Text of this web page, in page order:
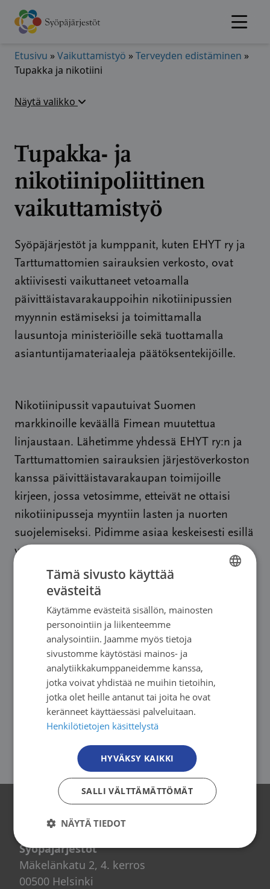
Hyppää
sisältöön
Etusivu »Vaikuttamistyö »Terveyden edistäminen »
Tupakka ja nikotiini
Näytä valikko
Tupakka- ja
nikotiinipoliittinen
vaikuttamistyö
Syöpäjärjestöt ja kumppanit, kuten EHYT ry ja
Tarttumattomien sairauksien verkosto, ovat
aktiivisesti vaikuttaneet vetoamalla
päivittäistavarakauppoihin nikotiinipussien
myynnin estämiseksi ja toimittamalla
lausuntoja ministeriöille sekä tuottamalla
asiantuntijamateriaaleja päätöksentekijöille.
Nikotiinipussit vapautuivat Suomen
markkinoille keväällä Fimean muutettua
linjaustaan. Lähetimme yhdessä EHYT ry:n ja
Tarttumattomien sairauksien järjestöverkoston
kanssa päivittäistavarakaupan toimijoille
kirjeen, jossa vetosimme, etteivät ne ottaisi
nikotiinipusseja myyntiin lasten ja nuorten
suojelemiseksi. Pidimme asiaa keskeisesti esillä
vaikuttajatapaamisissamme sekä erilaisissa
ulostuloissa. Toimitimme aiheesta useita
lausuntoja niin sosiaali- ja terveysministeriöön,
valtiovarainministeriöön kuin
valtiovarainvaliokunnan verojaostollekin.
Lisäksi Syöpäjärjestöjen asiantuntijat kirjoittivat
vuoden aikana useita blogeja ja tuottivat
taustamateriaaleja päätöksentekijöille ja muille
keskeisille sidosryhmille tupakka- ja
nikotiinipoliittisen vaikuttamistyön tueksi.
Osallistuimme myös ECL:n tupakkatyöryhmän
Yhteystiedot
Syöpäjärjestöt
Mäkelänkatu 2, 4. kerros
00500 Helsinki
FINNISH
Tämä sivusto käyttää
evästeitä
Käytämme evästeitä sisällön, mainosten
personointiin ja liikenteemme
analysointiin. Jaamme myös tietoja
sivustomme käytöstäsi mainos- ja
analytiikkakumppaneidemme kanssa,
jotka voivat yhdistää ne muihin tietoihin,
jotka olet heille antanut tai joita he ovat
keränneet käyttäessäsi palveluitaan.
Henkilötietojen käsittelystä
HYVÄKSY KAIKKI
SALLI VÄLTTÄMÄTTÖMÄT
NÄYTÄ TIEDOT